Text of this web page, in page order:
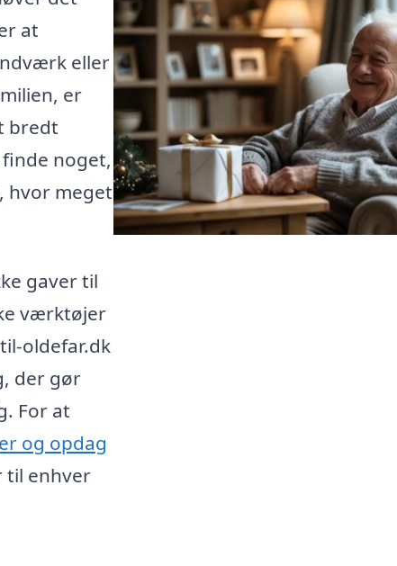
at
eller
er
bredt
noget,
hvor meget
gaver til
værktøjer
oldefar.dk
der gør
For at
og opdag
til enhver